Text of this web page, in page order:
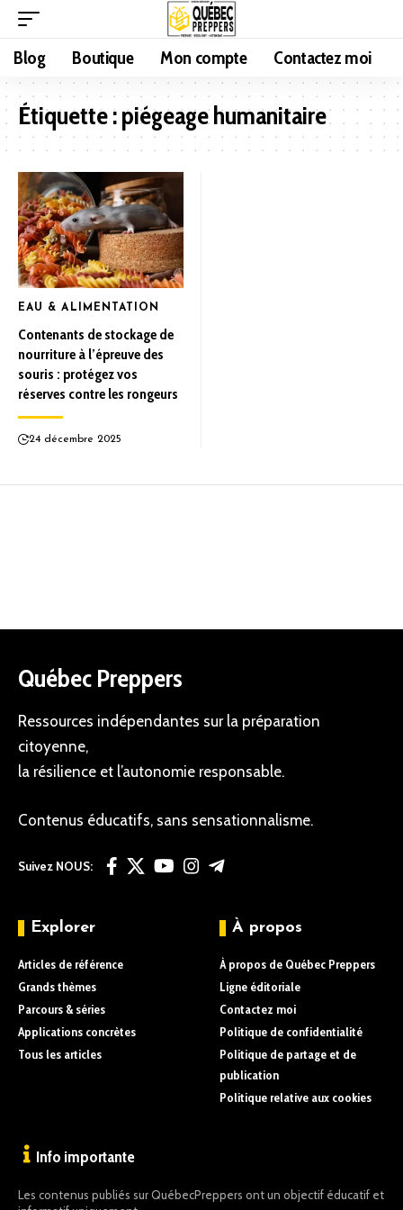
Blog Boutique Mon compte Contactez moi
Étiquette :piégeage humanitaire
EAU & ALIMENTATION
Contenants de stockage de
nourriture à l’épreuve des
souris : protégez vos
réserves contre les rongeurs
24 décembre 2025
Québec Preppers
Ressources indépendantes sur la préparation
citoyenne,
la résilience et l’autonomie responsable.
Contenus éducatifs, sans sensationnalisme.
Suivez NOUS:
Explorer
Articles de référence
Grands thèmes
Parcours & séries
Applications concrètes
Tous les articles
À propos
À propos de Québec Preppers
Ligne éditoriale
Contactez moi
Politique de confidentialité
Politique de partage et de
publication
Politique relative aux cookies
Info importante
Les contenus publiés sur QuébecPreppers ont un objectif éducatif et